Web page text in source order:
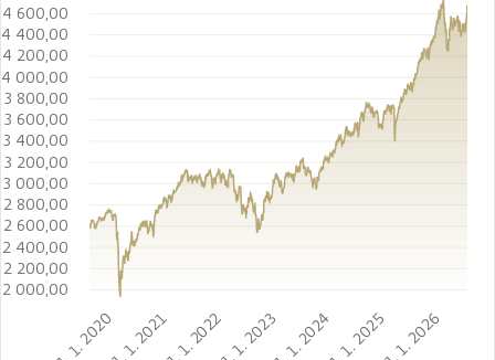
1. 1. 20201. 1. 20211. 1. 20221. 1. 20231. 1. 20241. 1. 20251. 1. 2026
2 000,00
2 200,00
2 400,00
2 600,00
2 800,00
3 000,00
3 200,00
3 400,00
3 600,00
3 800,00
4 000,00
4 200,00
4 400,00
4 600,00